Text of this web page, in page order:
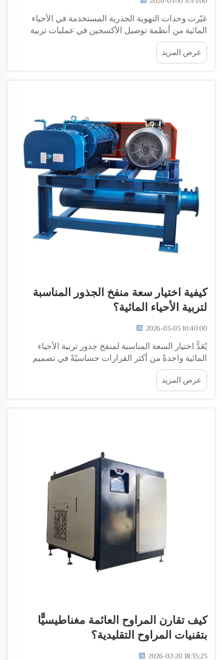
غيّرت وحدات التهوية الجذرية المستخدمة في الأحياء
المائية من أنظمة توصيل الأكسجين في عمليات تربية
الروبيان الحديثة، حيث توفّر تهويةً ثابتةً وموثوقةً تؤثر
مباشرةً في معدلات الإنتاج وكفاءة التشغيل. وهذه الأجهزة
الميكانيكية المتخصصة...
عرض المزيد
كيفية اختيار سعة منفخ الجذور المناسبة
لتربية الأحياء المائية؟
2026-03-03 10:40:00
يُعَدُّ اختيار السعة المناسبة لمنفخ جذور تربية الأحياء
المائية واحدةً من أكثر القرارات حساسيّةً في تصميم
نظام تهوية فعّال لتربية الأسماك. ويمكن أن يؤدي الاختيار
الخاطئ للسعة إلى مستويات غير كافية من الأكسجين
المذاب، أو إلى زيادة مفرطة في...
عرض المزيد
كيف تقارن المراوح العائمة مغناطيسيًّا
بتقنيات المراوح التقليدية؟
2026-02-20 18:35:23